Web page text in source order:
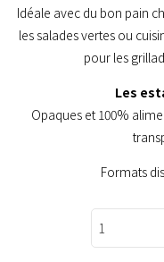
Idéale avec du bon pain
les salades vertes ou
pour les
Les
Opaques et 100%
Formats